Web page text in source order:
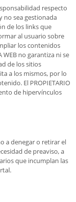
respecto
no sea gestionada
de los links que
al usuario sobre
los contenidos
WEB no garantiza ni se
de los sitios
a los mismos, por lo
El PROPIETARIO
de hipervínculos
a denegar o retirar el
de preaviso, a
que incumplan las